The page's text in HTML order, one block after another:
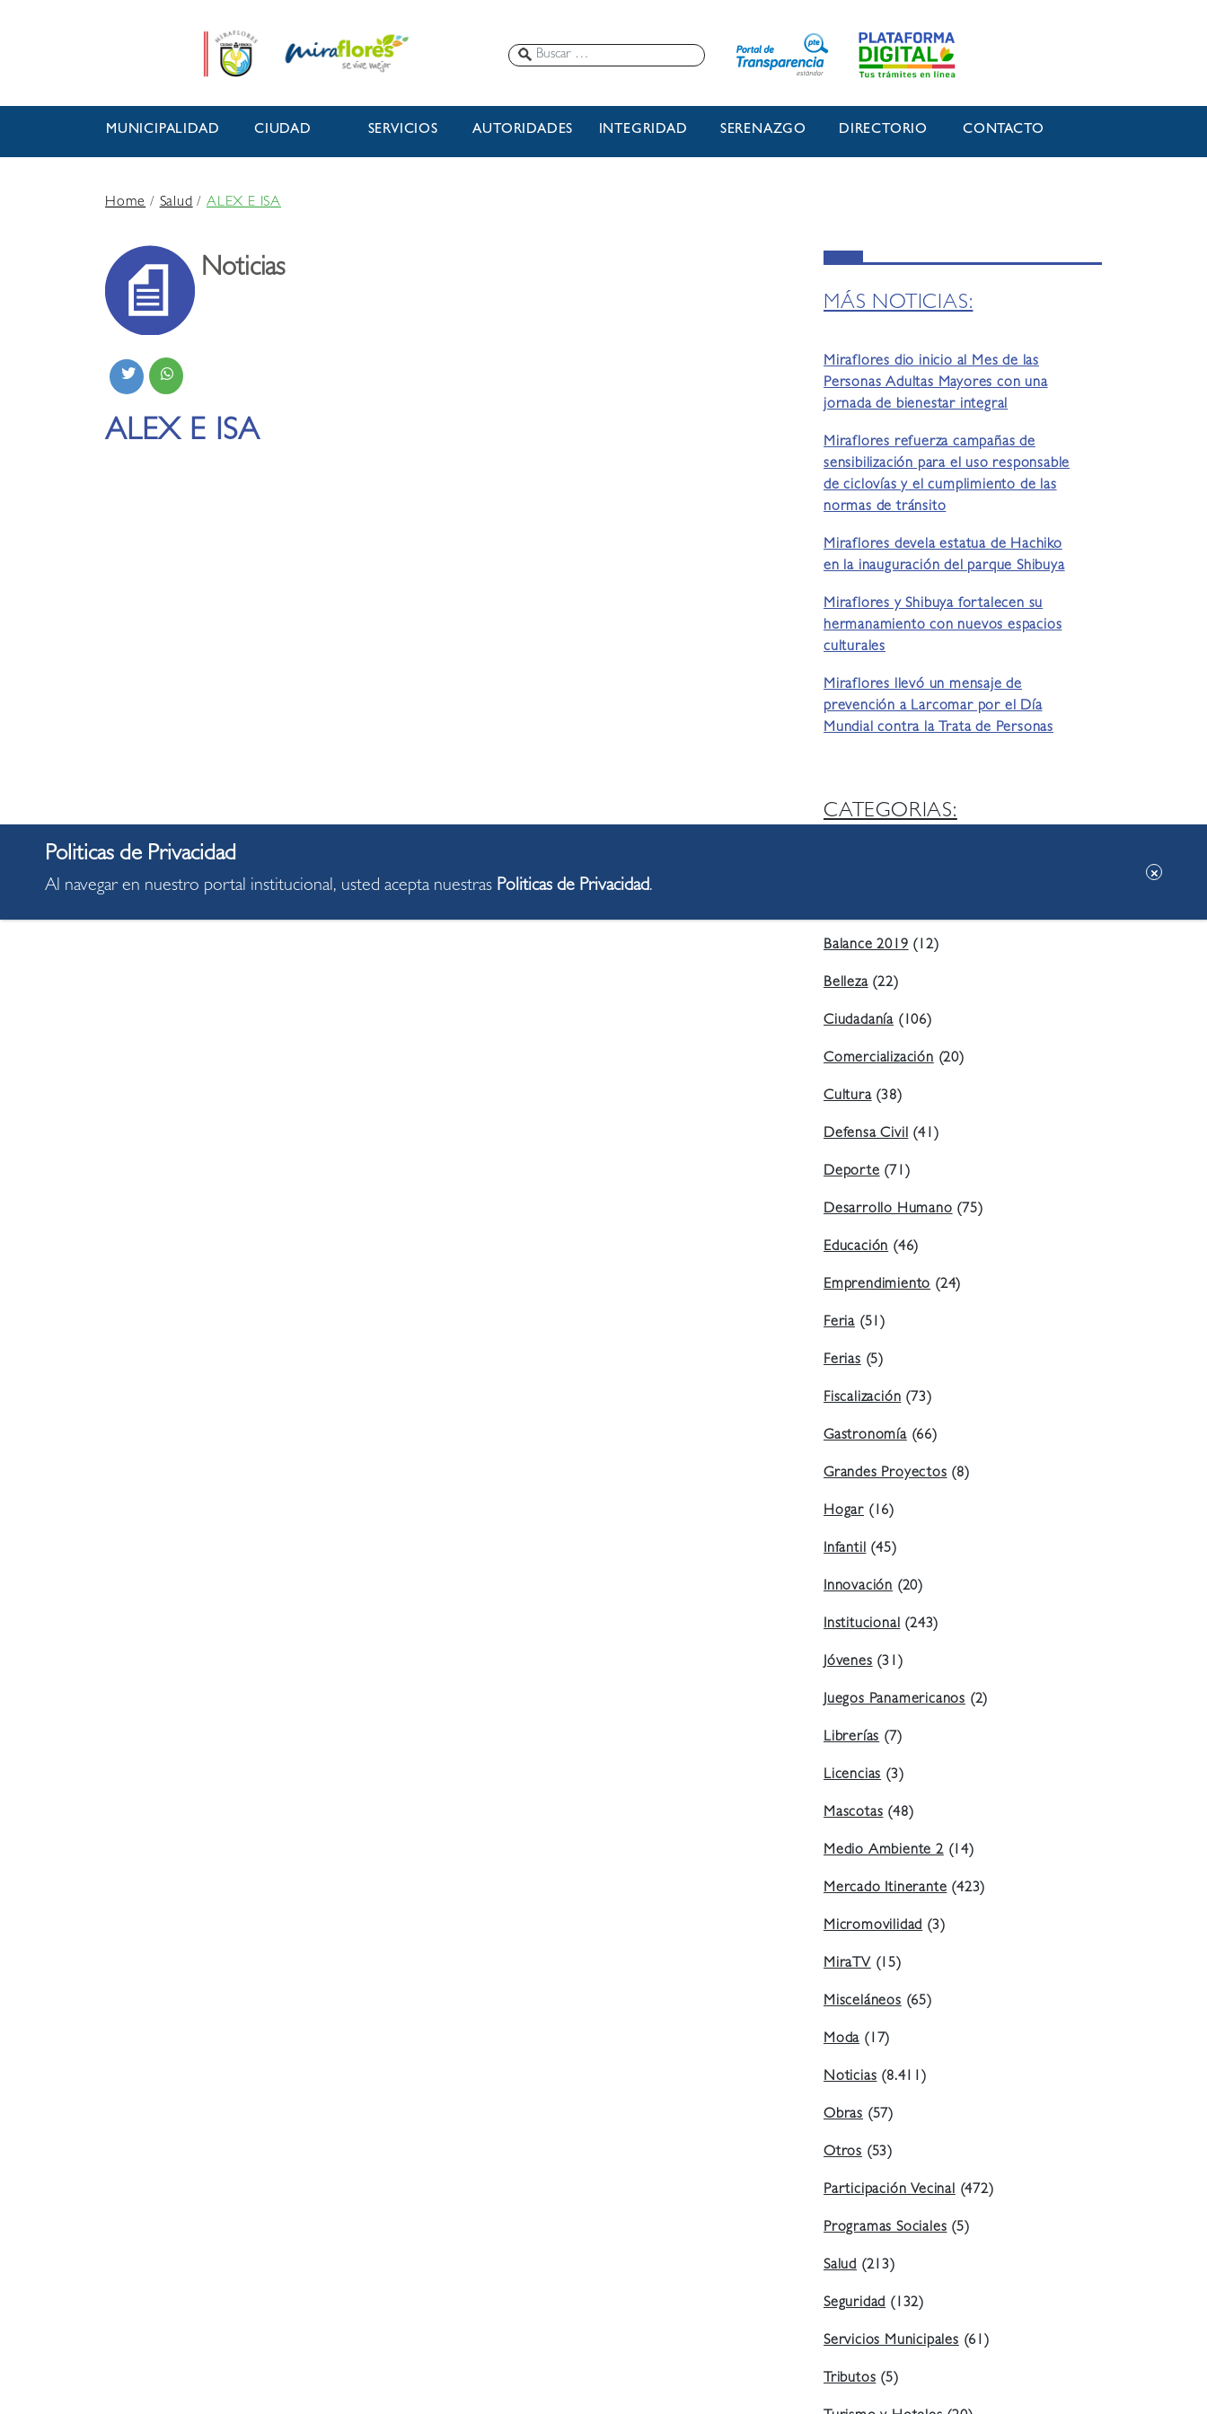
MUNICIPALIDAD CIUDAD SERVICIOS AUTORIDADES INTEGRIDAD SERENAZGO DIRECTORIO CONTACTO
Home/Salud/ALEX E ISA
Noticias
ALEX E ISA
MÁS NOTICIAS:
Miraflores dio inicio al Mes de las
Personas Adultas Mayores con una
jornada de bienestar integral
Miraflores refuerza campañas de
sensibilización para el uso responsable
de ciclovías y el cumplimiento de las
normas de tránsito
Miraflores devela estatua de Hachiko
en la inauguración del parque Shibuya
Miraflores y Shibuya fortalecen su
hermanamiento con nuevos espacios
culturales
Miraflores llevó un mensaje de
prevención a Larcomar por el Día
Mundial contra la Trata de Personas
CATEGORIAS:
Balance 2019(12)
Belleza(22)
Ciudadanía (106)
Comercialización(20)
Cultura(38)
Defensa Civil(41)
Deporte(71)
Desarrollo Humano(75)
Educación(46)
Emprendimiento(24)
Feria (51)
Ferias(5)
Fiscalización(73)
Gastronomía(66)
Grandes Proyectos(8)
Hogar (16)
Infantil(45)
Innovación (20)
Institucional(243)
Jóvenes(31)
Juegos Panamericanos (2)
Librerías(7)
Licencias(3)
Mascotas(48)
Medio Ambiente 2(14)
Mercado Itinerante(423)
Micromovilidad(3)
MiraTV(15)
Misceláneos(65)
Moda(17)
Noticias(8.411)
Obras (57)
Otros (53)
Participación Vecinal(472)
Programas Sociales(5)
Salud (213)
Seguridad(132)
Servicios Municipales(61)
Tributos(5)
Al navegar en nuestro portal institucional, usted acepta nuestras Politicas de Privacidad.